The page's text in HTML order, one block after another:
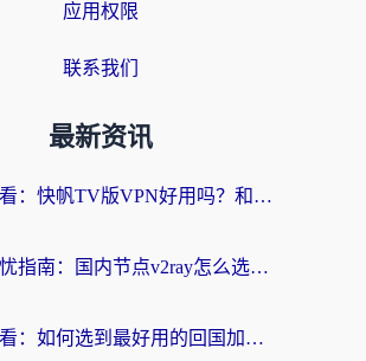
应用权限
联系我们
最新资讯
海外党必看：快帆TV版VPN好用吗？和快游VPN对比哪个回国效果更好？附实用避坑指南
海外党无忧指南：国内节点v2ray怎么选？一键回国VPN+多场景实测帮你避坑
海外党必看：如何选到最好用的回国加速器？从节点到售后的全维度指南